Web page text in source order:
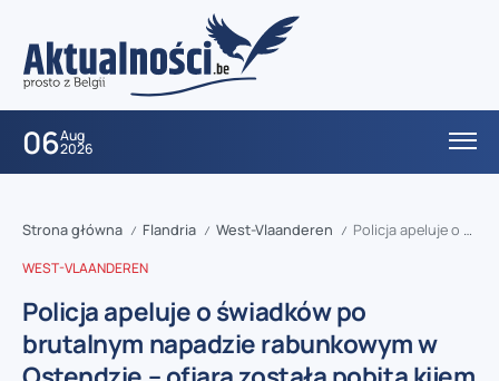
06Aug
2026
Strona główna / Flandria / West-Vlaanderen / Policja apeluje o świadków po brutalnym napadzie rabunkowym w Ostendzie – ofiara została pobita kijem bejsbolowym
WEST-VLAANDEREN
Policja apeluje o świadków po
brutalnym napadzie rabunkowym w